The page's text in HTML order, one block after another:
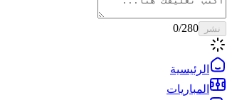
نشر 0/280
الرئيسية
المباريات